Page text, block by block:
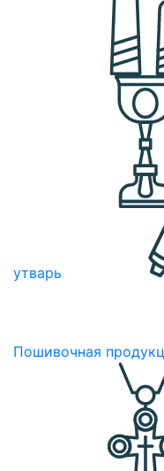
утварь
Пошивочная